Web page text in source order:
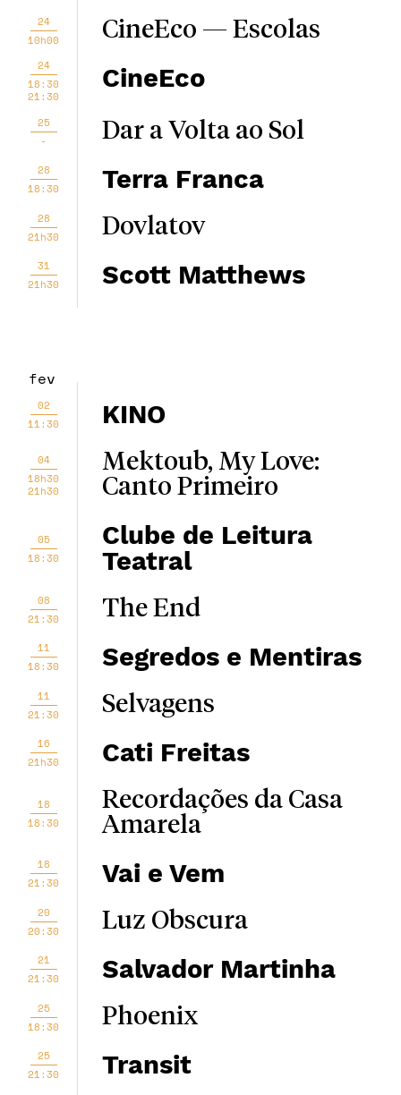
24
10h00
CineEco — Escolas
24
18:30
21:30
CineEco
25
-
Dar a Volta ao Sol
28
18:30
Terra Franca
28
21h30
Dovlatov
31
21h30
Scott Matthews
fev
02
11:30
KINO
04
18h30
21h30
Mektoub, My Love:
Canto Primeiro
05
18:30
Clube de Leitura
Teatral
08
21:30
The End
11
18:30
Segredos e Mentiras
11
21:30
Selvagens
16
21h30
Cati Freitas
18
18:30
Recordações da Casa
Amarela
18
21:30
Vai e Vem
20
20:30
Luz Obscura
21
21:30
Salvador Martinha
25
18:30
Phoenix
25
21:30
Transit